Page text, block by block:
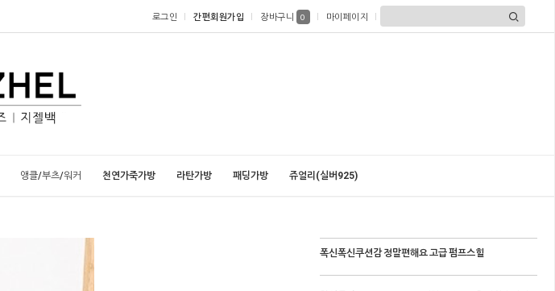
로그인 간편회원가입 장바구니 0 마이페이지
앵클/부츠/워커 천연가죽가방 라탄가방 패딩가방 쥬얼리(실버925)
폭신폭신쿠션감 정말편해요 고급 펌프스힐